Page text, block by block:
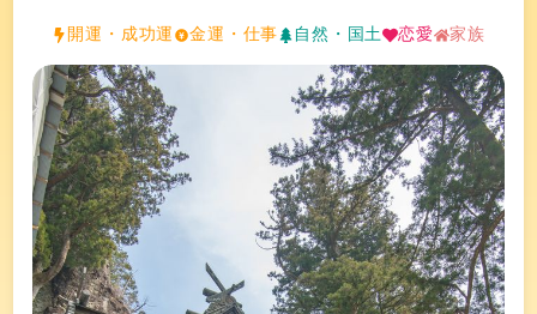
開運・成功運 金運・仕事 自然・国土 恋愛 家族